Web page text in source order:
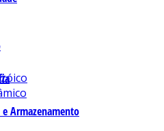
e Armazenamento